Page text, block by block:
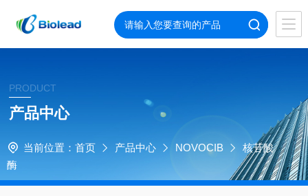
PRODUCT
产品中心
当前位置： 首页 产品中心 NOVOCIB
核苷酸
酶